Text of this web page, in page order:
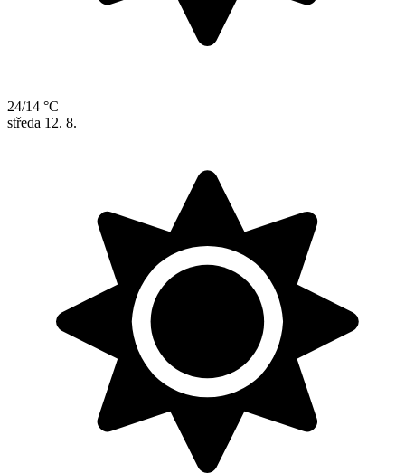
24/14 °C
středa 12. 8.